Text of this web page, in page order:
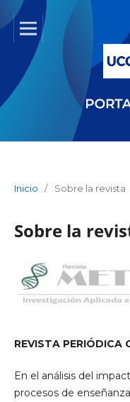
Inicio / Sobre la revista
Sobre la
REVISTA PERIÓDICA
En el análisis del
procesos de